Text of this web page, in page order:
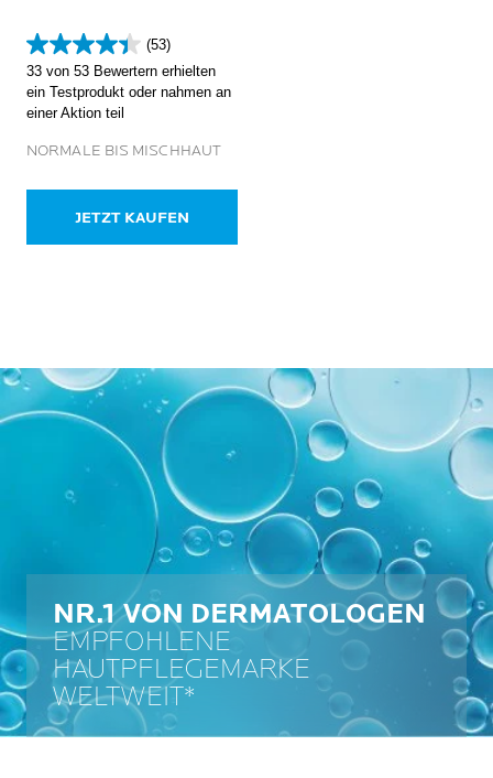
(53)
4.4
von
5
Sternen.
Bewertungen
33 von 53 Bewertern erhielten
ein Testprodukt oder nahmen an
einer Aktion teil
NORMALE BIS MISCHHAUT
JETZT KAUFEN
NR.1 VON DERMATOLOGEN
EMPFOHLENE
HAUTPFLEGEMARKE
WELTWEIT*